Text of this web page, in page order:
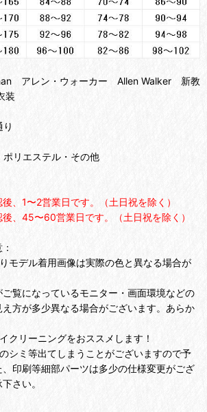
アレン・ウォーカー Allen Walker 新教
装
リエステル・その他
、1〜2営業日です。（土日祝を除く）
、45〜60営業日です。（土日祝を除く）
モデル着用画像は実際の色と異なる場合が
覧になっているモニター・画面環境などの
方が多少異なる場合がございます。あらか
クリーニングをおススメします！
シミ等出てしまうことがございますので予
印刷等細部パーツは多少の仕様変更がござ
さい。